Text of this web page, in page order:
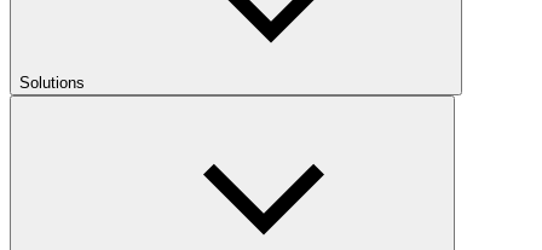
Solutions